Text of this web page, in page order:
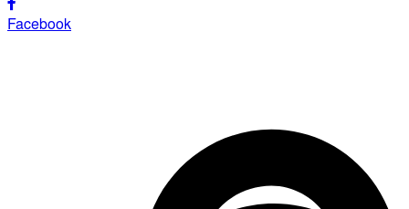
Facebook